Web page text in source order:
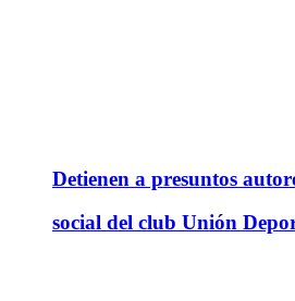
Detienen a presuntos
social del club Unión